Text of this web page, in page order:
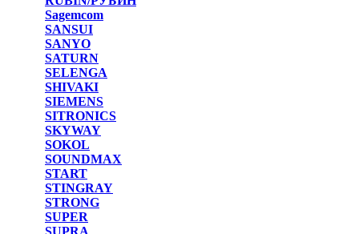
Sagemcom
SANSUI
SANYO
SATURN
SELENGA
SHIVAKI
SIEMENS
SITRONICS
SKYWAY
SOKOL
SOUNDMAX
START
STINGRAY
STRONG
SUPER
SUPRA